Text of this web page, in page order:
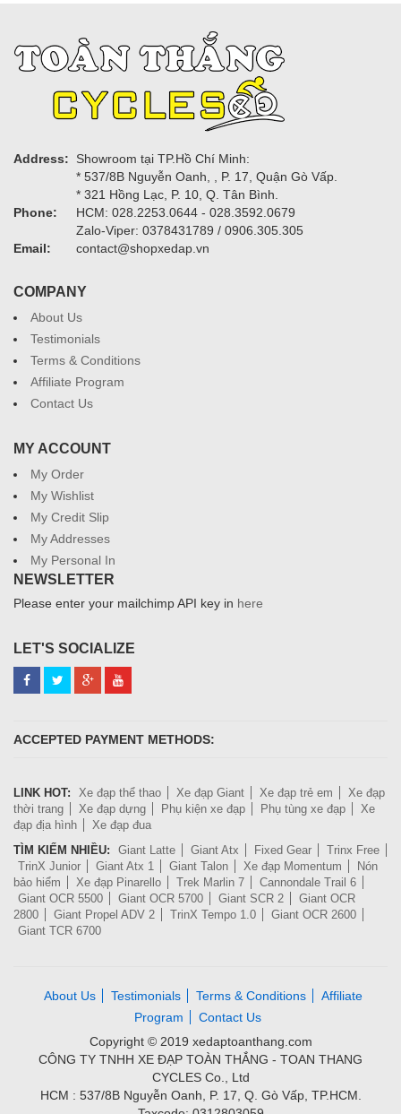
Address:
Showroom tại TP.Hồ Chí Minh:
* 537/8B Nguyễn Oanh, , P. 17, Quận Gò Vấp.
* 321 Hồng Lạc, P. 10, Q. Tân Bình.
Phone:
HCM: 028.2253.0644 - 028.3592.0679
Zalo-Viper: 0378431789 / 0906.305.305
Email:
contact@shopxedap.vn
COMPANY
About Us
Testimonials
Terms & Conditions
Affiliate Program
Contact Us
MY ACCOUNT
My Order
My Wishlist
My Credit Slip
My Addresses
My Personal In
NEWSLETTER
Please enter your mailchimp API key in here
LET'S SOCIALIZE
ACCEPTED PAYMENT METHODS:
LINK HOT: Xe đạp thể thao Xe đạp Giant Xe đạp trẻ em
Xe đạp
thời trang
Xe đạp dựng Phụ kiện xe đạp Phụ tùng xe đạp
Xe
đạp địa hình
Xe đạp đua
TÌM KIẾM NHIỀU:
Giant Latte Giant Atx Fixed Gear
Trinx Free
TrinX Junior
Giant Atx 1 Giant Talon Xe đạp Momentum
Nón
bảo hiểm
Xe đạp Pinarello Trek Marlin 7
Cannondale Trail 6
Giant OCR 5500
Giant OCR 5700 Giant SCR 2
Giant OCR
2800
Giant Propel ADV 2 TrinX Tempo 1.0
Giant OCR 2600
Giant TCR 6700
About Us Testimonials Terms & Conditions
Affiliate
Program
Contact Us
Copyright © 2019 xedaptoanthang.com
CÔNG TY TNHH XE ĐẠP TOÀN THẮNG - TOAN THANG
CYCLES Co., Ltd
HCM : 537/8B Nguyễn Oanh, P. 17, Q. Gò Vấp, TP.HCM.